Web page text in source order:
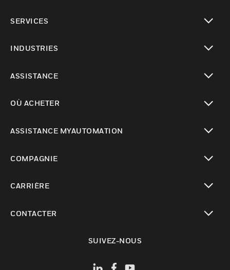
SERVICES
INDUSTRIES
ASSISTANCE
OÙ ACHETER
ASSISTANCE MYAUTOMATION
COMPAGNIE
CARRIÈRE
CONTACTER
SUIVEZ-NOUS